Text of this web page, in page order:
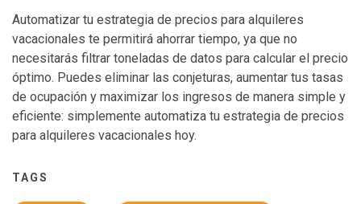
Automatizar tu estrategia de precios para alquileres
vacacionales te permitirá ahorrar tiempo, ya que no
necesitarás filtrar toneladas de datos para calcular el precio
óptimo. Puedes eliminar las conjeturas, aumentar tus tasas
de ocupación y maximizar los ingresos de manera simple y
eficiente: simplemente automatiza tu estrategia de precios
para alquileres vacacionales hoy.
TAGS